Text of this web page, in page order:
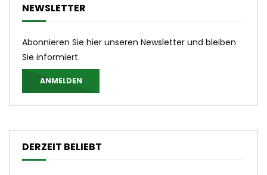
NEWSLETTER
Abonnieren Sie hier unseren Newsletter und bleiben
Sie informiert.
ANMELDEN
DERZEIT BELIEBT